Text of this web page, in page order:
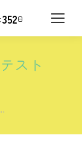
352日
スト